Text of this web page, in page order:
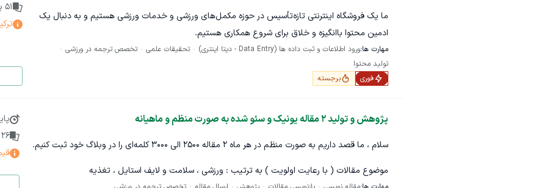
ما یک فروشگاه اینترنتی تازه‌تأسیس در حوزه مکمل‌های ورزشی و خدمات ورزشی هستیم و به دنبال یک
ادمین محتوا باانگیزه و خلاق برای شروع همکاری هستیم.
مهارت ها:ورود اطلاعات و ثبت داده ها (Data Entry - دیتا اینتری) تحقیقات علمی
تخصص ترجمه در ورزشی
تولید محتوا
فوری
برجسته
51
پژوهش و تولید 2 مقاله یونیک و سئو شده به صورت منظم و ماهیانه
سلام ، ما قصد داریم به صورت منظم در هر ماه 2 مقاله 2500 الی 3000 کلمه‌ای را در وبلاگ خود ثبت کنیم.
موضوع مقالات ( با رعایت اولویت ) به ترتیب : ورزشی ، سلامت و لایف استایل ، تغذیه
26